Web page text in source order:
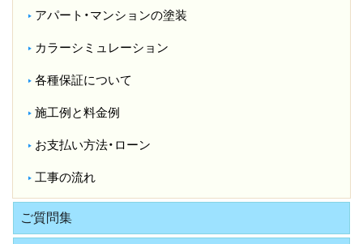
アパート・マンションの塗装
カラーシミュレーション
各種保証について
施工例と料金例
お支払い方法・ローン
工事の流れ
ご質問集